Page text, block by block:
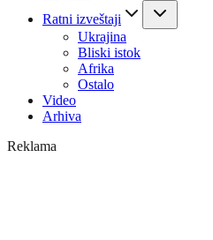
Ratni izveštaji
Ukrajina
Bliski istok
Afrika
Ostalo
Video
Arhiva
Reklama